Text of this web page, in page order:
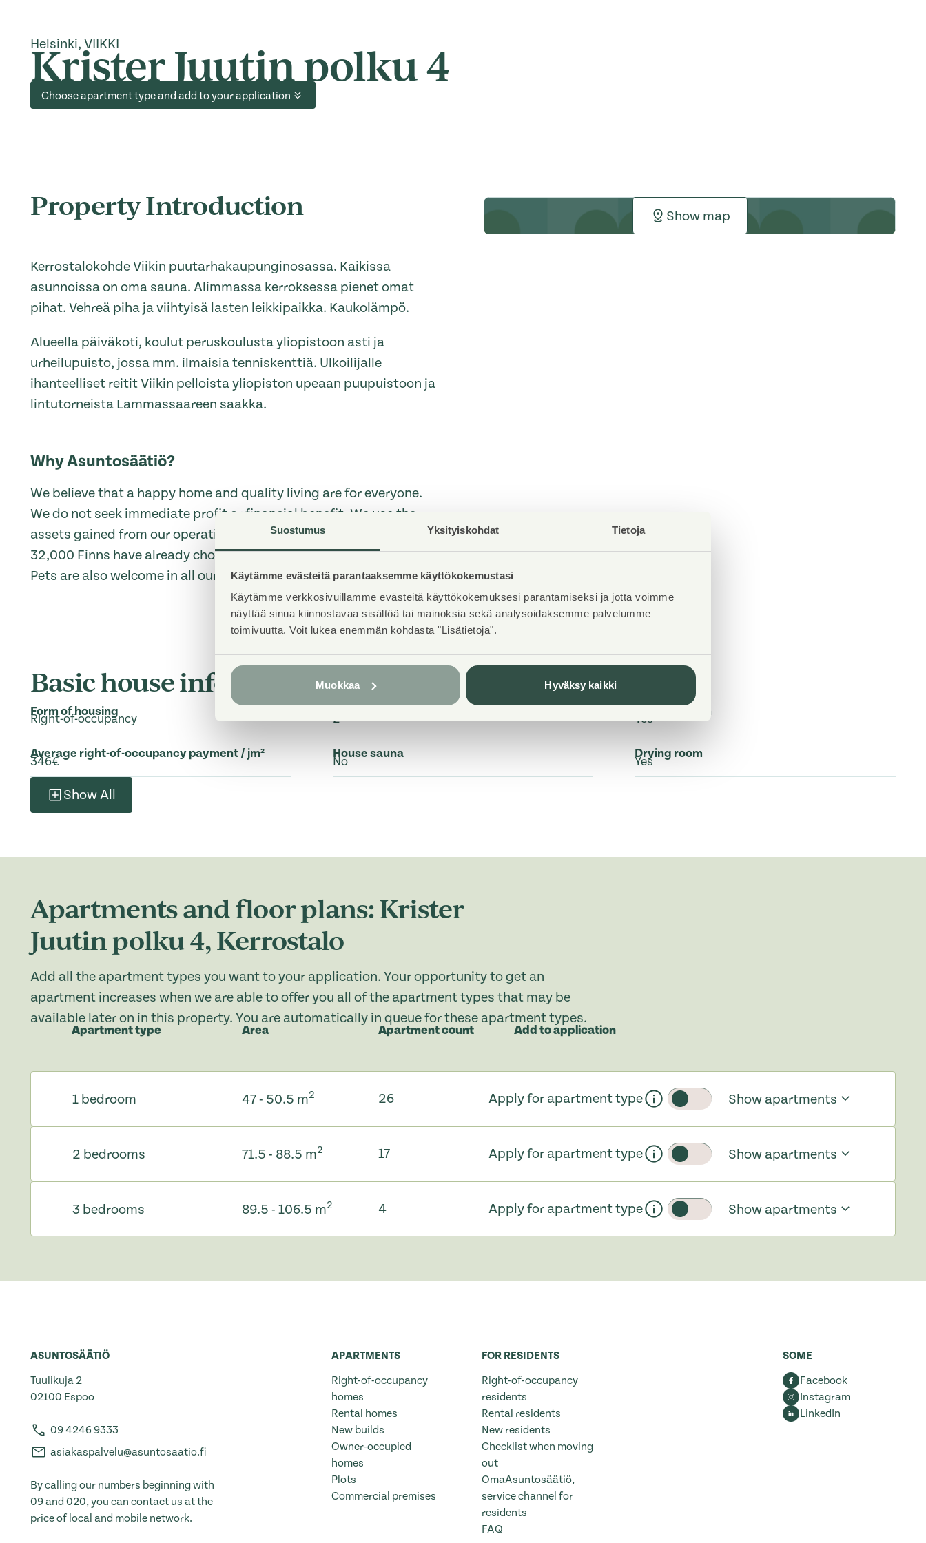
Suostumus Yksityiskohdat Tietoja
Käytämme evästeitä parantaaksemme käyttökokemustasi
Käytämme verkkosivuillamme evästeitä käyttökokemuksesi parantamiseksi ja jotta voimme
näyttää sinua kiinnostavaa sisältöä tai mainoksia sekä analysoidaksemme palvelumme
toimivuutta. Voit lukea enemmän kohdasta "Lisätietoja".
Muokkaa Hyväksy kaikki
Helsinki, VIIKKI
Krister Juutin polku 4
Choose apartment type and add to your application
Property Introduction
Kerrostalokohde Viikin puutarhakaupunginosassa. Kaikissa
asunnoissa on oma sauna. Alimmassa kerroksessa pienet omat
pihat. Vehreä piha ja viihtyisä lasten leikkipaikka. Kaukolämpö.
Alueella päiväkoti, koulut peruskoulusta yliopistoon asti ja
urheilupuisto, jossa mm. ilmaisia tenniskenttiä. Ulkoilijalle
ihanteelliset reitit Viikin pelloista yliopiston upeaan puupuistoon ja
lintutorneista Lammassaareen saakka.
Why Asuntosäätiö?
We believe that a happy home and quality living are for everyone.
We do not seek immediate profit or financial benefit. We use the
assets gained from our operations to develop our real estate. Nearly
32,000 Finns have already chosen a home offered by Asuntosäätiö.
Pets are also welcome in all our homes.
Show map
Basic house info
Form of housing
Right-of-occupancy
Average right-of-occupancy payment / jm²
346€
2
House sauna
No
Yes
Drying room
Yes
Show All
Apartments and floor plans: Krister
Juutin polku 4, Kerrostalo
Add all the apartment types you want to your application. Your opportunity to get an
apartment increases when we are able to offer you all of the apartment types that may be
available later on in this property. You are automatically in queue for these apartment types.
Apartment type Area Apartment count Add to application
1 bedroom 47 - 50.5 m2 26 Show apartments
Apply for apartment type
Toggle slider
2 bedrooms 71.5 - 88.5 m2 17 Show apartments
Apply for apartment type
Toggle slider
3 bedrooms 89.5 - 106.5 m2 4 Show apartments
Apply for apartment type
Toggle slider
ASUNTOSÄÄTIÖ
Tuulikuja 2
02100 Espoo
09 4246 9333
asiakaspalvelu@asuntosaatio.fi
By calling our numbers beginning with
09 and 020, you can contact us at the
price of local and mobile network.
APARTMENTS
Right-of-occupancy
homes
Rental homes
New builds
Owner-occupied
homes
Plots
Commercial premises
FOR RESIDENTS
Right-of-occupancy
residents
Rental residents
New residents
Checklist when moving
out
OmaAsuntosäätiö,
service channel for
residents
FAQ
SOME
Facebook
Instagram
LinkedIn